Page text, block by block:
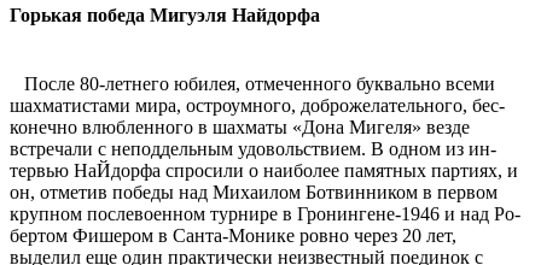
Горькая победа Мигуэля Найдорфа
После 80-летнего юбилея, отмеченного буквально всеми
шахматистами мира, остроум­ного, доброжелательного, бес­
конечно влюбленного в шах­маты «Дона Мигеля» везде
встречали с неподдельным удовольствием. В одном из ин­
тервью НаЙдорфа спросили о наиболее памятных партиях, и
он, отметив победы над Ми­хаилом Ботвинником в первом
крупном послевоенном турни­ре в Гронингене-1946 и над Ро­
бертом Фишером в Санта-Монике ровно через 20 лет,
выделил еще один практичес­ки неизвестный поединок с